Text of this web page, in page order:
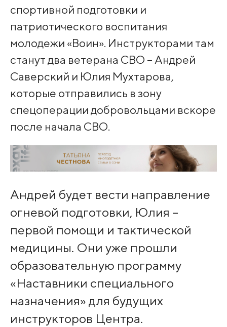
спортивной подготовки и
патриотического воспитания
молодежи «Воин». Инструкторами там
станут два ветерана СВО – Андрей
Саверский и Юлия Мухтарова,
которые отправились в зону
спецоперации добровольцами вскоре
после начала СВО.
Андрей будет вести направление
огневой подготовки, Юлия –
первой помощи и тактической
медицины. Они уже прошли
образовательную программу
«Наставники специального
назначения» для будущих
инструкторов Центра.